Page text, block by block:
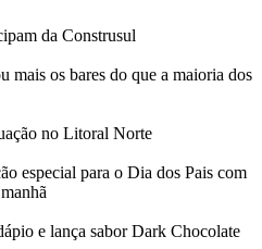
da Construsul
mais os bares do que a maioria dos
no Litoral Norte
especial para o Dia dos Pais com
e lança sabor Dark Chocolate